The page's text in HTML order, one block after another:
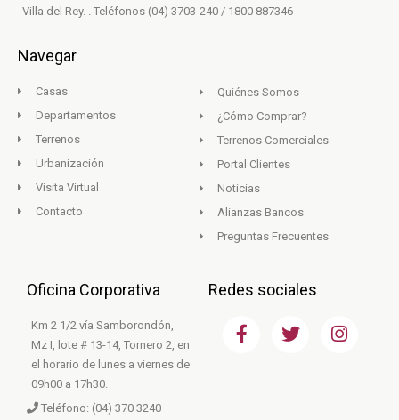
Villa del Rey. . Teléfonos (04) 3703-240 / 1800 887346
Navegar
Casas
Departamentos
Terrenos
Urbanización
Visita Virtual
Contacto
Quiénes Somos
¿Cómo Comprar?
Terrenos Comerciales
Portal Clientes
Noticias
Alianzas Bancos
Preguntas Frecuentes
Oficina Corporativa
Km 2 1/2 vía Samborondón,
Mz I, lote # 13-14, Tornero 2, en
el horario de lunes a viernes de
09h00 a 17h30.
Teléfono: (04) 370 3240
Redes sociales
F
a
T
w
I
n